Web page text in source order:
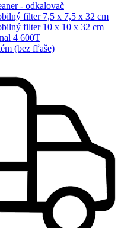
- odkalovač
filter 7,5 x 7,5 x 32 cm
filter 10 x 10 x 32 cm
4 600T
(bez fľaše)